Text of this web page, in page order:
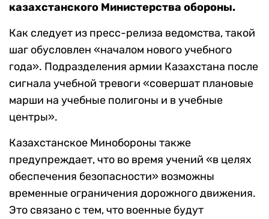
казахстанского Министерства обороны.
Как следует из пресс-релиза ведомства, такой
шаг обусловлен «началом нового учебного
года». Подразделения армии Казахстана после
сигнала учебной тревоги «совершат плановые
марши на учебные полигоны и в учебные
центры».
Казахстанское Минобороны также
предупреждает, что во время учений «в целях
обеспечения безопасности» возможны
временные ограничения дорожного движения.
Это связано с тем, что военные будут